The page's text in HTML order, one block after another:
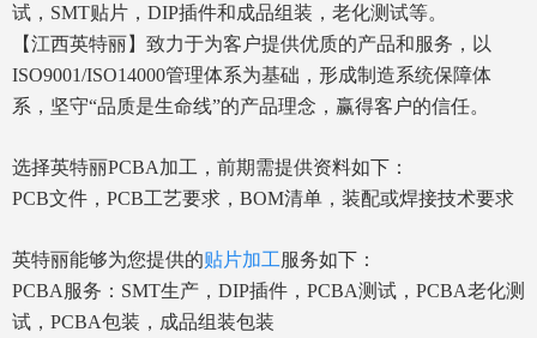
试，SMT贴片，DIP插件和成品组装，老化测试等。
【江西英特丽】致力于为客户提供优质的产品和服务，以
ISO9001/ISO14000管理体系为基础，形成制造系统保障体
系，坚守“品质是生命线”的产品理念，赢得客户的信任。
选择英特丽PCBA加工，前期需提供资料如下：
PCB文件，PCB工艺要求，BOM清单，装配或焊接技术要求
英特丽能够为您提供的贴片加工 服务如下：
PCBA服务：SMT生产，DIP插件，PCBA测试，PCBA老化测
试，PCBA包装，成品组装包装